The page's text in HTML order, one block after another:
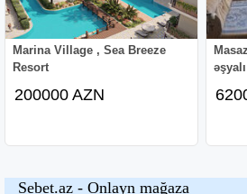
Marina Village , Sea Breeze
Resort
200000 AZN